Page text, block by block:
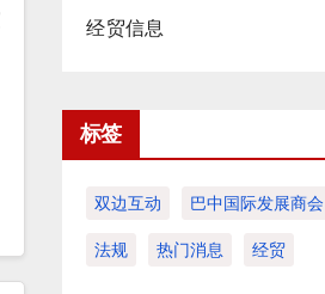
经贸信息
标签
双边互动 巴中国际发展商会
法规 热门消息 经贸